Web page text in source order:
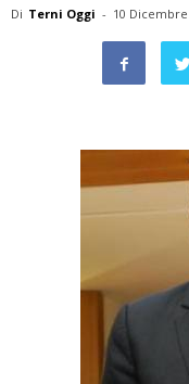
Di Terni Oggi - 10 Dicembre